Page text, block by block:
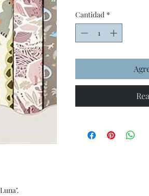
Cantidad *